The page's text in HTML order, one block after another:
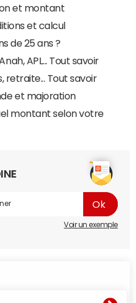
et montant
et calcul
de 25 ans ?
APL... Tout savoir
retraite... Tout savoir
et majoration
montant selon votre
Voir un exemple